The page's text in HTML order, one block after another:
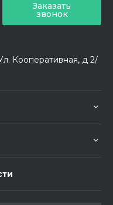
Заказать
звонок
Кооперативная, д 2/